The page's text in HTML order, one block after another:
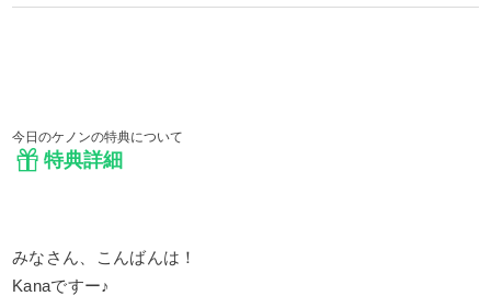
今日のケノンの特典について
特典詳細
みなさん、こんばんは！
Kanaですー♪